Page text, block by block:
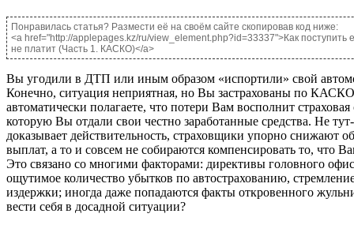
Понравилась статья? Размести её на своём сайте скопировав код ниже:
<a href="http://applepages.kz/ru/view_element.php?id=33337">Как поступить
не платит (Часть 1. КАСКО)</a>
Вы угодили в ДТП или иным образом «испортили» свой
Конечно, ситуация неприятная, но Вы застрахованы по
автоматически полагаете, что потери Вам восполнит
которую Вы отдали свои честно заработанные средства. Не
доказывает действительность, страховщики упорно снижают
выплат, а то и совсем не собираются компенсировать то, что
Это связано со многими факторами: директивы головного
ощутимое количество убытков по автострахованию,
издержки; иногда даже попадаются факты откровенного
вести себя в досадной ситуации?